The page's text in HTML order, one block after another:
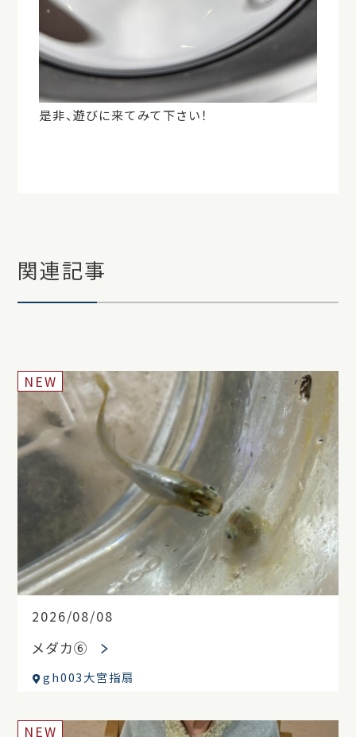
是非、遊びに来てみて下さい！
関連記事
2026/08/08
NEW
メダカ⑥
gh003大宮指扇
NEW